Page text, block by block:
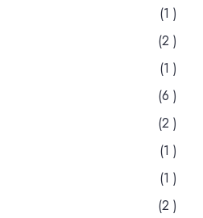
(1 )
(2 )
(1 )
(6 )
(2 )
(1 )
(1 )
(2 )